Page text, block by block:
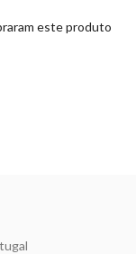
este produto